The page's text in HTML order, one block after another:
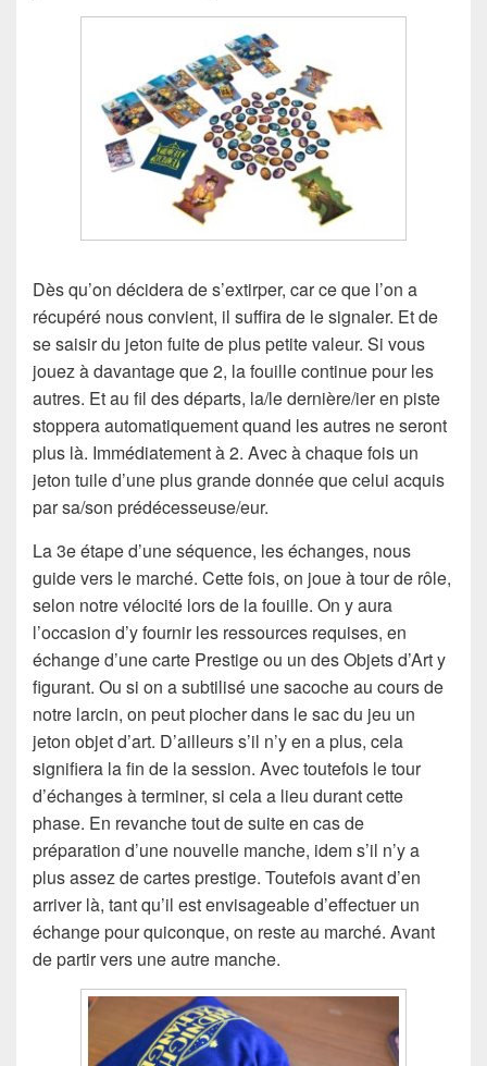
Dès qu’on décidera de s’extirper, car ce que l’on a
récupéré nous convient, il suffira de le signaler. Et de
se saisir du jeton fuite de plus petite valeur. Si vous
jouez à davantage que 2, la fouille continue pour les
autres. Et au fil des départs, la/le dernière/ier en piste
stoppera automatiquement quand les autres ne seront
plus là. Immédiatement à 2. Avec à chaque fois un
jeton tuile d’une plus grande donnée que celui acquis
par sa/son prédécesseuse/eur.
La 3e étape d’une séquence, les échanges, nous
guide vers le marché. Cette fois, on joue à tour de rôle,
selon notre vélocité lors de la fouille. On y aura
l’occasion d’y fournir les ressources requises, en
échange d’une carte Prestige ou un des Objets d’Art y
figurant. Ou si on a subtilisé une sacoche au cours de
notre larcin, on peut piocher dans le sac du jeu un
jeton objet d’art. D’ailleurs s’il n’y en a plus, cela
signifiera la fin de la session. Avec toutefois le tour
d’échanges à terminer, si cela a lieu durant cette
phase. En revanche tout de suite en cas de
préparation d’une nouvelle manche, idem s’il n’y a
plus assez de cartes prestige. Toutefois avant d’en
arriver là, tant qu’il est envisageable d’effectuer un
échange pour quiconque, on reste au marché. Avant
de partir vers une autre manche.